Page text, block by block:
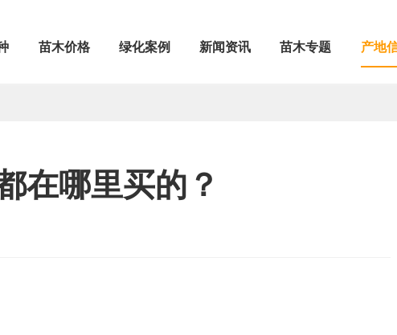
苗木价格 绿化案例 新闻资讯 苗木专题 产地
在哪里买的？